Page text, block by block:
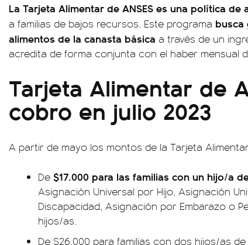
La Tarjeta Alimentar de ANSES es una política de
a familias de bajos recursos. Este programa busca
alimentos de la canasta básica a través de un
acredita de forma conjunta con el haber mensual
Tarjeta Alimentar de
cobro en julio 2023
A partir de mayo los montos de la Tarjeta
De $17.000 para las familias con un hijo/a
Asignación Universal por Hijo, Asignación
Discapacidad, Asignación por Embarazo o
hijos/as.
De $26.000 para familias con dos hijos/as